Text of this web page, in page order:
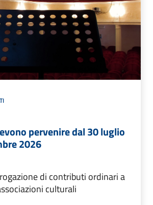
pervenire dal 30 luglio
2026
di contributi ordinari a
culturali